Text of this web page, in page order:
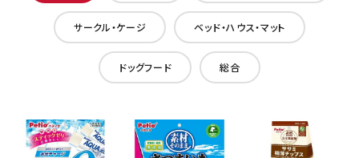
サークル・ケージ ベッド・ハウス・マット
ドッグフード 総合